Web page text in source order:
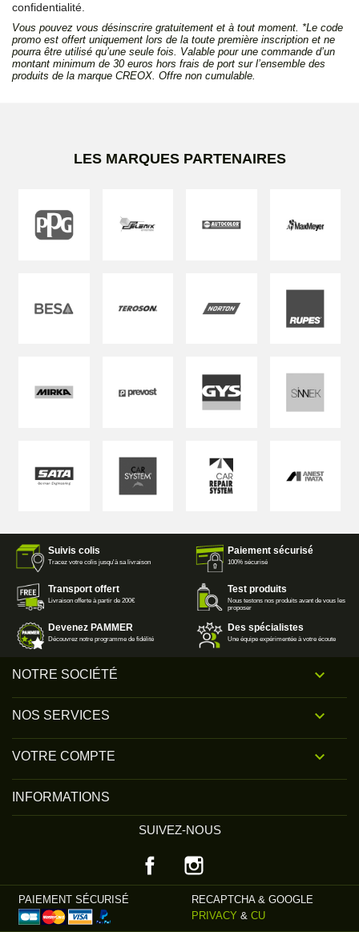
confidentialité.
Vous pouvez vous désinscrire gratuitement et à tout moment. *Le code
promo est offert uniquement lors de la toute première inscription et ne
pourra être utilisé qu’une seule fois. Valable pour une commande d’un
montant minimum de 30 euros hors frais de port sur l’ensemble des
produits de la marque CREOX. Offre non cumulable.
LES MARQUES PARTENAIRES
Suivis colis
Tracez votre colis jusqu'à sa livraison
Paiement sécurisé
100% sécurisé
Transport offert
Livraison offerte à partir de 200€
Test produits
Nous testons nos produits avant de vous les
proposer
Devenez PAMMER
Découvrez notre programme de fidélité
Des spécialistes
Une équipe expérimentée à votre écoute
NOTRE SOCIÉTÉ 
NOS SERVICES 
VOTRE COMPTE 
INFORMATIONS
SUIVEZ-NOUS
Facebook
PAIEMENT SÉCURISÉ
RECAPTCHA & GOOGLE
PRIVACY & CU